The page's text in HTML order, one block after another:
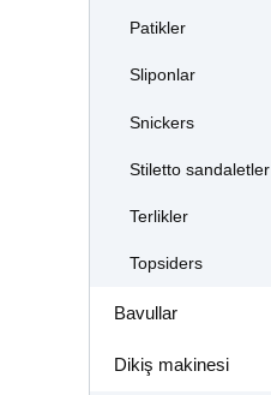
Patikler
Sliponlar
Snickers
Stiletto sandaletler
Terlikler
Topsiders
Bavullar
Dikiş makinesi